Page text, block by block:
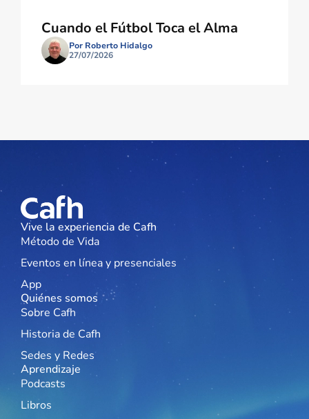
Cuando el Fútbol Toca el Alma
Por Roberto Hidalgo
27/07/2026
Vive la experiencia de Cafh
Método de Vida
Eventos en línea y presenciales
App
Quiénes somos
Sobre Cafh
Historia de Cafh
Sedes y Redes
Aprendizaje
Podcasts
Libros